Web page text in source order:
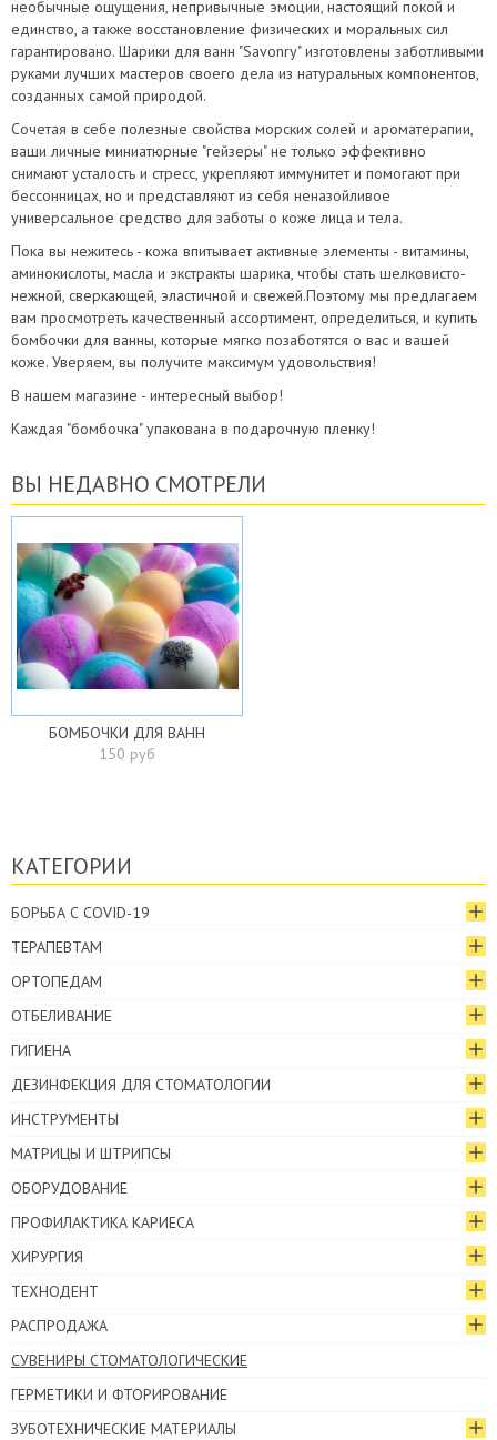
необычные ощущения, непривычные эмоции, настоящий покой и
единство, а также восстановление физических и моральных сил
гарантировано. Шарики для ванн "Savonry" изготовлены заботливыми
руками лучших мастеров своего дела из натуральных компонентов,
созданных самой природой.
Сочетая в себе полезные свойства морских солей и ароматерапии,
ваши личные миниатюрные "гейзеры" не только эффективно
снимают усталость и стресс, укрепляют иммунитет и помогают при
бессонницах, но и представляют из себя неназойливое
универсальное средство для заботы о коже лица и тела.
Пока вы нежитесь - кожа впитывает активные элементы - витамины,
аминокислоты, масла и экстракты шарика, чтобы стать шелковисто-
нежной, сверкающей, эластичной и свежей.Поэтому мы предлагаем
вам просмотреть качественный ассортимент, определиться, и купить
бомбочки для ванны, которые мягко позаботятся о вас и вашей
коже. Уверяем, вы получите максимум удовольствия!
В нашем магазине - интересный выбор!
Каждая "бомбочка" упакована в подарочную пленку!
ВЫ НЕДАВНО СМОТРЕЛИ
БОМБОЧКИ ДЛЯ ВАНН
150 руб
КАТЕГОРИИ
БОРЬБА С COVID-19
ТЕРАПЕВТАМ
ОРТОПЕДАМ
ОТБЕЛИВАНИЕ
ГИГИЕНА
ДЕЗИНФЕКЦИЯ ДЛЯ СТОМАТОЛОГИИ
ИНСТРУМЕНТЫ
МАТРИЦЫ И ШТРИПСЫ
ОБОРУДОВАНИЕ
ПРОФИЛАКТИКА КАРИЕСА
ХИРУРГИЯ
ТЕХНОДЕНТ
РАСПРОДАЖА
СУВЕНИРЫ СТОМАТОЛОГИЧЕСКИЕ
ГЕРМЕТИКИ И ФТОРИРОВАНИЕ
ЗУБОТЕХНИЧЕСКИЕ МАТЕРИАЛЫ